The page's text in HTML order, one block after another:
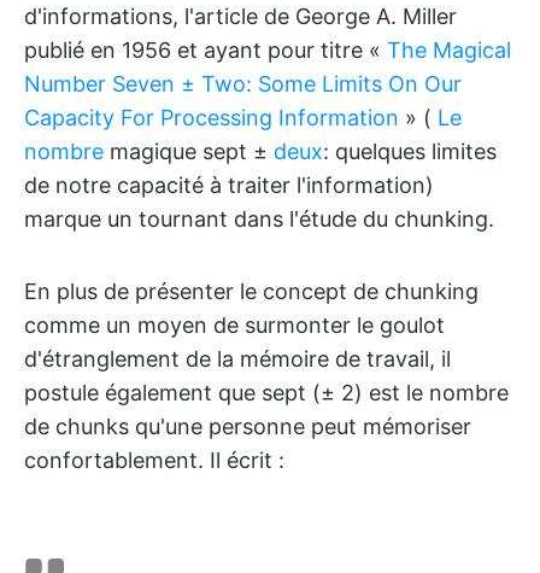
d'informations, l'article de George A. Miller
publié en 1956 et ayant pour titre « The Magical
Number Seven ± Two: Some Limits On Our
Capacity For Processing Information » ( Le
nombre magique sept ± deux: quelques limites
de notre capacité à traiter l'information)
marque un tournant dans l'étude du chunking.
En plus de présenter le concept de chunking
comme un moyen de surmonter le goulot
d'étranglement de la mémoire de travail, il
postule également que sept (± 2) est le nombre
de chunks qu'une personne peut mémoriser
confortablement. Il écrit :